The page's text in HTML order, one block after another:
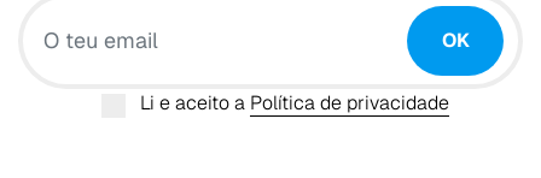
OK
Li e aceito a Política de privacidade